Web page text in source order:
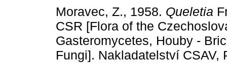
Moravec, Z., 1958. Queletia
CSR [Flora of the
Gasteromycetes, Houby -
Fungi]. Nakladatelství